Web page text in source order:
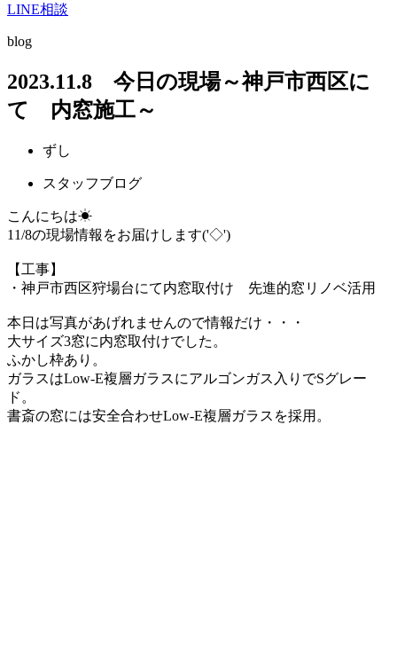
LINE相談
blog
2023.11.8 今日の現場～神戸市西区に
て 内窓施工～
ずし
スタッフブログ
こんにちは☀
11/8の現場情報をお届けします('◇')ゞ
【工事】
・神戸市西区狩場台にて内窓取付け 先進的窓リノベ活用
本日は写真があげれませんので情報だけ・・・
大サイズ3窓に内窓取付けでした。
ふかし枠あり。
ガラスはLow-E複層ガラスにアルゴンガス入りでSグレー
ド。
書斎の窓には安全合わせLow-E複層ガラスを採用。